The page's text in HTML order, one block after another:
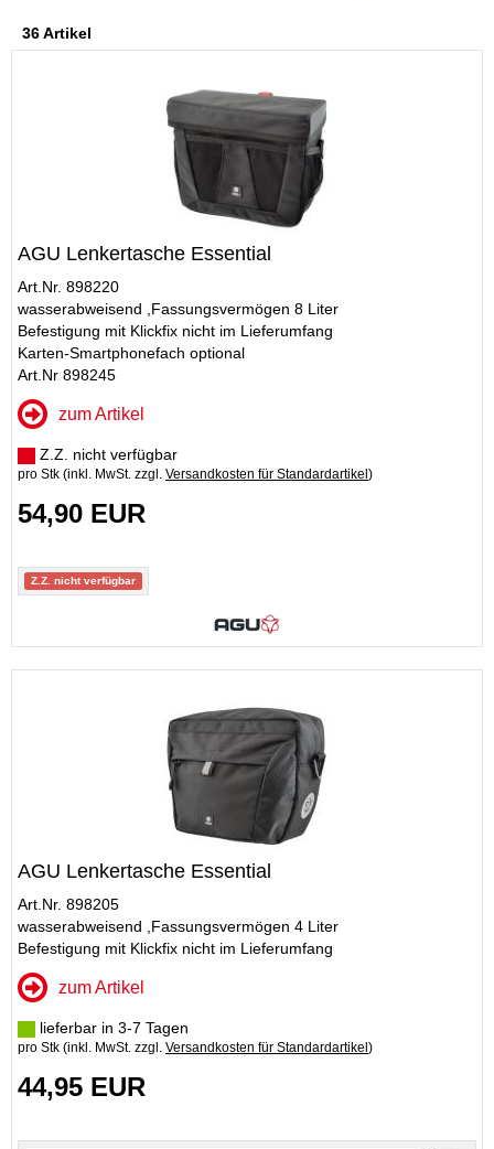
36 Artikel
AGU Lenkertasche Essential
Art.Nr. 898220
wasserabweisend ,Fassungsvermögen 8 Liter
Befestigung mit Klickfix nicht im Lieferumfang
Karten-Smartphonefach optional
Art.Nr 898245
zum Artikel
Z.Z. nicht verfügbar
pro Stk (inkl. MwSt. zzgl. Versandkosten für Standardartikel )
54,90 EUR
Z.Z. nicht verfügbar
AGU Lenkertasche Essential
Art.Nr. 898205
wasserabweisend ,Fassungsvermögen 4 Liter
Befestigung mit Klickfix nicht im Lieferumfang
zum Artikel
lieferbar in 3-7 Tagen
pro Stk (inkl. MwSt. zzgl. Versandkosten für Standardartikel)
44,95 EUR